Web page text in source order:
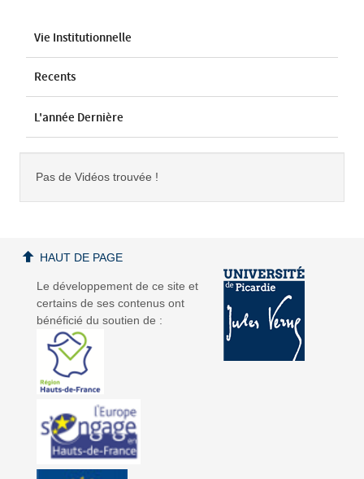
Vie Institutionnelle
Recents
L'année Dernière
Pas de Vidéos trouvée !
Le développement de ce site et
certains de ses contenus ont
bénéficié du soutien de :
HAUT DE PAGE